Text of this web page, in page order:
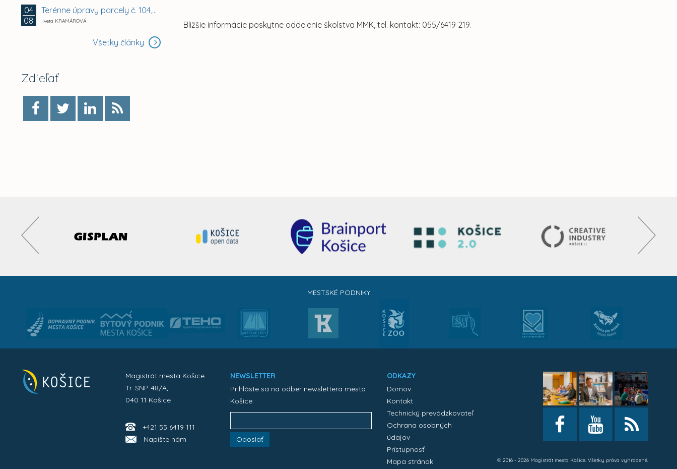
04
08
Terénne úpravy parcely č. 104, Vyhoňská ulica,...
Iveta KRAMÁROVÁ
Všetky články
Zdieľať
Bližšie informácie poskytne oddelenie školstva MMK, tel. kontakt: 055/6419 219.
MESTSKÉ PODNIKY
Magistrát mesta Košice
Tr. SNP 48/A,
040 11 Košice
+421 55 6419 111
Napíšte nám
NEWSLETTER
Prihláste sa na odber newslettera mesta
Košice:
Odoslať
ODKAZY
Domov
Kontakt
Technický prevádzkovateľ
Ochrana osobných
údajov
Prístupnosť
Mapa stránok
© 2016 - 2026 Magistrát mesta Košice. Všetky práva vyhradené.